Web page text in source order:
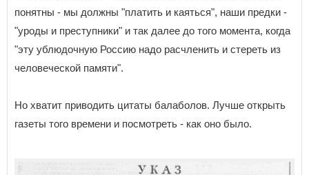
понятны - мы должны "платить и каяться", наши предки -
"уроды и преступники" и так далее до того момента, когда
"эту ублюдочную Россию надо расчленить и стереть из
человеческой памяти".
Но хватит приводить цитаты балаболов. Лучше открыть
газеты того времени и посмотреть - как оно было.